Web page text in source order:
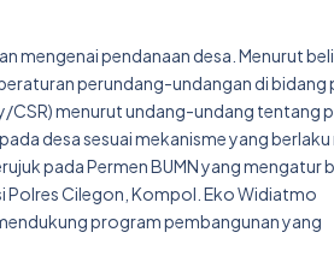
mengenai pendanaan desa. Menurut
perundang-undangan di bidang
menurut undang-undang tentang
desa sesuai mekanisme yang
pada Permen BUMN yang mengatur
Polres Cilegon, Kompol. Eko Widiatmo
program pembangunan yang